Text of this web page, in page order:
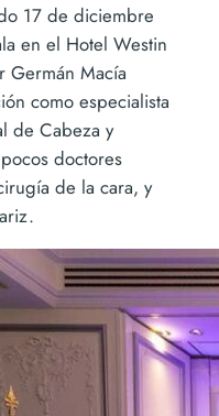
17 de diciembre
en el Hotel Westin
Germán Macía
como especialista
de Cabeza y
doctores
de la cara, y